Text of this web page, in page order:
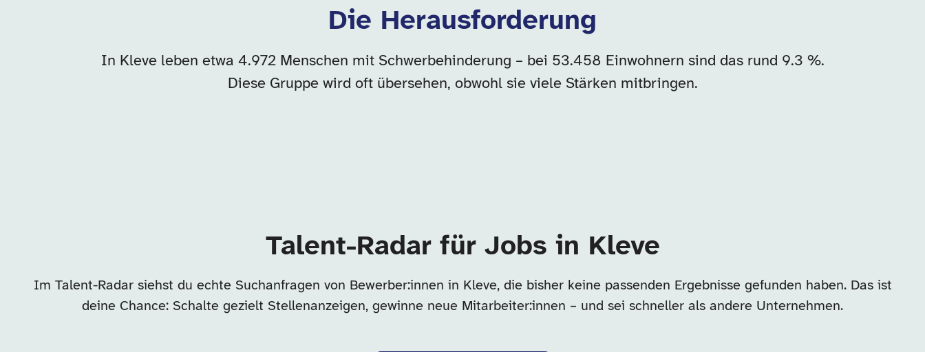
Die Herausforderung
In Kleve leben etwa 4.972 Menschen mit Schwerbehinderung – bei 53.458 Einwohnern sind das rund 9.3 %.
Diese Gruppe wird oft übersehen, obwohl sie viele Stärken mitbringen.
Talent-Radar für Jobs in Kleve
Im Talent-Radar siehst du echte Suchanfragen von Bewerber:innen in Kleve, die bisher keine passenden Ergebnisse gefunden haben. Das ist
deine Chance: Schalte gezielt Stellenanzeigen, gewinne neue Mitarbeiter:innen – und sei schneller als andere Unternehmen.